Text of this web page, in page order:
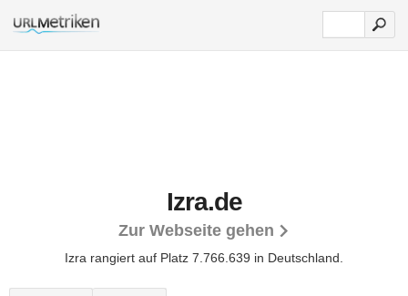
Izra.de
Zur Webseite gehen
Izra rangiert auf Platz 7.766.639 in Deutschland.